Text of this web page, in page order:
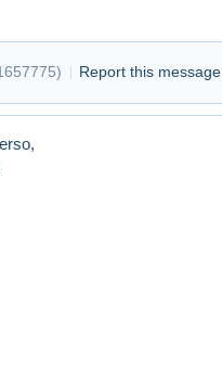
) Report this message